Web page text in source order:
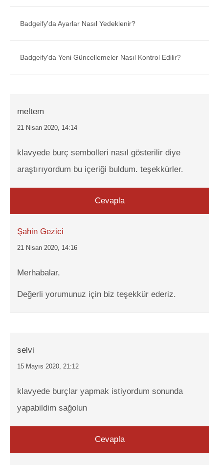
Badgeify'da Ayarlar Nasıl Yedeklenir?
Badgeify'da Yeni Güncellemeler Nasıl Kontrol Edilir?
meltem
21 Nisan 2020, 14:14
klavyede burç sembolleri nasıl gösterilir diye
araştırıyordum bu içeriği buldum. teşekkürler.
Cevapla
Şahin Gezici
21 Nisan 2020, 14:16
Merhabalar,
Değerli yorumunuz için biz teşekkür ederiz.
selvi
15 Mayıs 2020, 21:12
klavyede burçlar yapmak istiyordum sonunda
yapabildim sağolun
Cevapla